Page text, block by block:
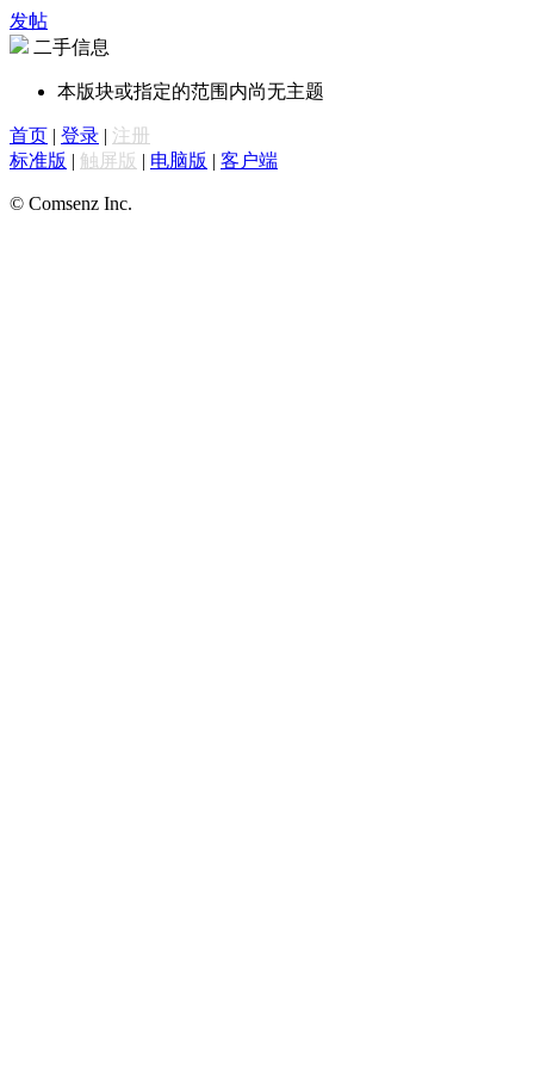
发帖
二手信息
本版块或指定的范围内尚无主题
首页 | 登录 | 注册
标准版 | 触屏版 | 电脑版 | 客户端
© Comsenz Inc.